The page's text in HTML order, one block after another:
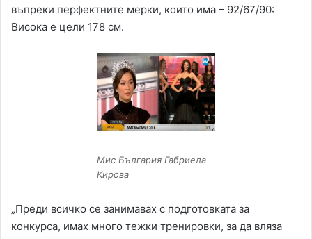
въпреки перфектните мерки, които има – 92/67/90:
Висока е цели 178 см.
Мис България Габриела
Кирова
„Преди всичко се занимавах с подготовката за
конкурса, имах много тежки тренировки, за да вляза